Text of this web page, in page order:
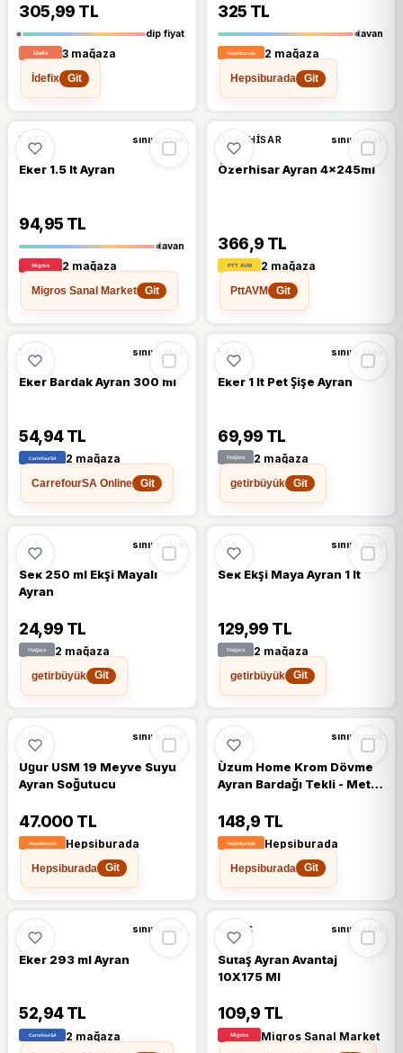
305,99 TL
dip fiyat
3 mağaza
İdefix
Git
325 TL
tavan
2 mağaza
Hepsiburada
Git
%19
EKER sınırlı stok
Eker 1.5 lt Ayran
94,95 TL
tavan
2 mağaza
Migros Sanal Market
Git
ÖZERHISAR sınırlı stok
Özerhisar Ayran 4x245ml
366,9 TL
2 mağaza
PttAVM
Git
%28 %28 DÜŞTÜ
EKER sınırlı stok
Eker Bardak Ayran 300 ml
54,94 TL
2 mağaza
CarrefourSA Online
Git
EKER sınırlı stok
Eker 1 lt Pet Şişe Ayran
69,99 TL
2 mağaza
getirbüyük
Git
%52 DÜŞTÜ
SEK sınırlı stok
Sek 250 ml Ekşi Mayalı
Ayran
24,99 TL
2 mağaza
getirbüyük
Git
SEK sınırlı stok
Sek Ekşi Maya Ayran 1 lt
129,99 TL
2 mağaza
getirbüyük
Git
UĞUR sınırlı stok
Uğur USM 19 Meyve Suyu
Ayran Soğutucu
47.000 TL
Hepsiburada
Hepsiburada
Git
ÜZÜM sınırlı stok
Üzüm Home Krom Dövme
Ayran Bardağı Tekli - Metal
Adet - Parlak Bakır - 250 ml
148,9 TL
Hepsiburada
Hepsiburada
Git
%10
EKER sınırlı stok
Eker 293 ml Ayran
52,94 TL
2 mağaza
SÜTAŞ sınırlı stok
Sütaş Ayran Avantaj
10X175 Ml
109,9 TL
Migros Sanal Market